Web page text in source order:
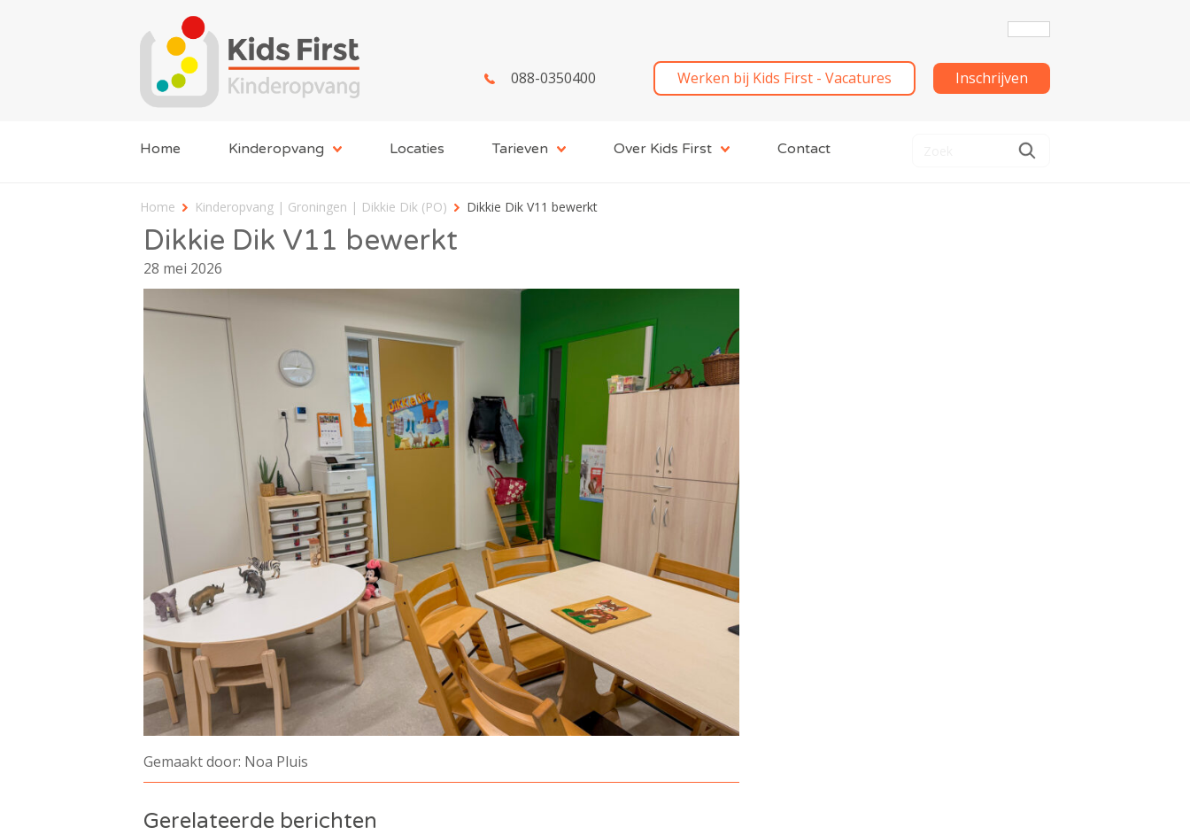
088-0350400 Werken bij Kids First - Vacatures Inschrijven
Home Kinderopvang Locaties Tarieven Over Kids First Contact
Home Kinderopvang | Groningen | Dikkie Dik (PO) Dikkie Dik V11 bewerkt
Dikkie Dik V11 bewerkt
28 mei 2026
Gemaakt door: Noa Pluis
Gerelateerde berichten